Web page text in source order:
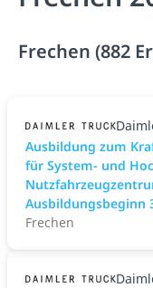
Frechen (882
Ausbildung zum
für System- und
Ausbildungsbeginn
Frechen